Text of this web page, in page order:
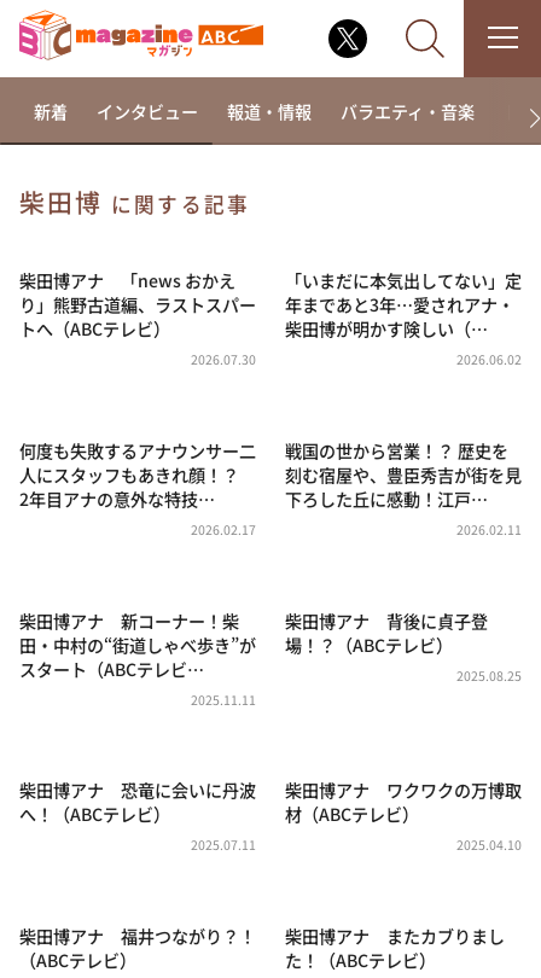
相席食堂
これ余談なんですけど・・・
～人生密着トークバラエティ！～ やすとものいたっ
news おかえり
河合＆A.B.C-Z塚田×福井アナ「なんでやねん！？」
（news おかえり）
朝だ！生です旅サラダ
教えて！ニュースライブ 正義のミカタ
ポツンと一軒家
ザキ山小屋本館
アナ回覧板
新着 インタビュー 報道・情報 バラエティ・音楽 ド
柴田博 に関する記事
柴田博アナ 「news おかえ
り」熊野古道編、ラストスパー
トへ（ABCテレビ）
2026.07.30
「いまだに本気出してない」定
年まであと3年…愛されアナ・
柴田博が明かす険しい（…
2026.06.02
何度も失敗するアナウンサー二
人にスタッフもあきれ顔！？
2年目アナの意外な特技…
2026.02.17
戦国の世から営業！？ 歴史を
刻む宿屋や、豊臣秀吉が街を見
下ろした丘に感動！江戸…
2026.02.11
柴田博アナ 新コーナー！柴
田・中村の“街道しゃべ歩き”が
スタート（ABCテレビ…
2025.11.11
柴田博アナ 背後に貞子登
場！？（ABCテレビ）
2025.08.25
柴田博アナ 恐竜に会いに丹波
へ！（ABCテレビ）
2025.07.11
柴田博アナ ワクワクの万博取
材（ABCテレビ）
2025.04.10
柴田博アナ 福井つながり？！
（ABCテレビ）
柴田博アナ またカブりまし
た！（ABCテレビ）